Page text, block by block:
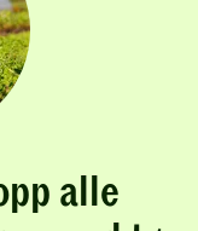
alle